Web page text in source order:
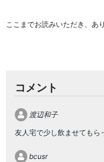
ここまでお読みいただき、あ
コメント
渡辺和子
友人宅で少し飲ませてもら
bcusr